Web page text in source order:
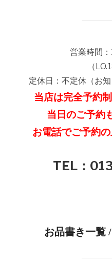
営業時間
（
定休日：不定休（お
当店は完全予約
当日のご予約
お電話でご予約の
TEL：
お品書き一覧